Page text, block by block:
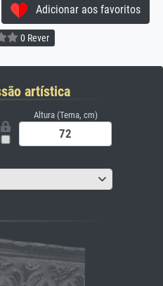
Adicionar aos favoritos
0 Rever
artística
Altura (Tema, cm)